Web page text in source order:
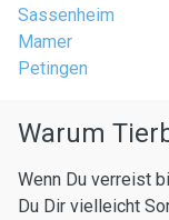
Sassenheim
Mamer
Petingen
Warum
Wenn Du verreist
Du Dir vielleicht